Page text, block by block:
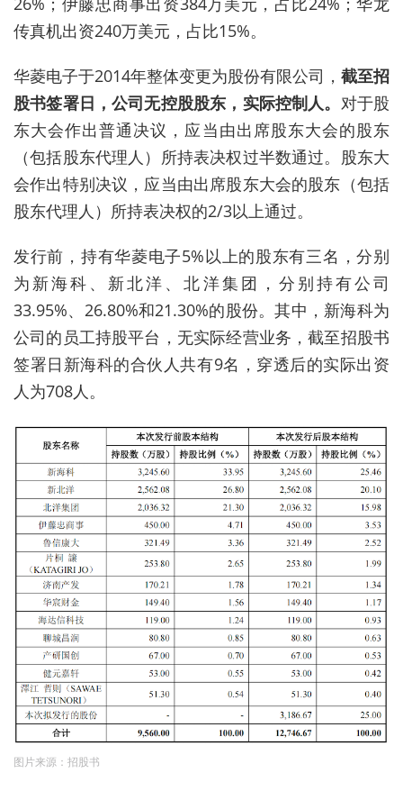
传真机出资240万美元，占比15%。
华菱电子于2014年整体变更为股份有限公司， 截至招
股书签署日，公司无控股股东，实际控制人。 对于股
东大会作出普通决议，应当由出席股东大会的股东
（包括股东代理人）所持表决权过半数通过。股东大
会作出特别决议，应当由出席股东大会的股东（包括
股东代理人）所持表决权的2/3以上通过。
发行前，持有华菱电子5%以上的股东有三名，分别
为新海科、新北洋、北洋集团， 分别持有公司
33.95%、26.80%和21.30%的股份。其中，新海科为
公司的员工持股平台，无实际经营业务，截至招股书
签署日新海科的合伙人共有9名，穿透后的实际出资
人为708人。
图片来源：招股书